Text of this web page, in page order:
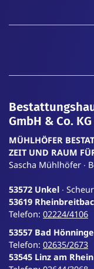
GmbH & Co. KG
MÜHLHÖFER
ZEIT UND RAUM
Sascha Mühlhöfer ∙
53572 Unkel ∙
53619
Telefon: 02224/4106
53557 Bad
Telefon: 02635/2673
53545 Linz am Rhein